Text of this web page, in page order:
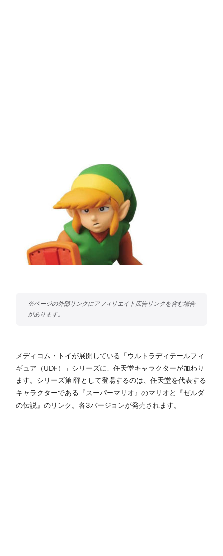
メディコム・トイが展開している「ウルトラディテールフィ
ギュア（UDF）」シリーズに、任天堂キャラクターが加わり
ます。シリーズ第1弾として登場するのは、任天堂を代表する
キャラクターである『スーパーマリオ』のマリオと『ゼルダ
の伝説』のリンク。各3バージョンが発売されます。